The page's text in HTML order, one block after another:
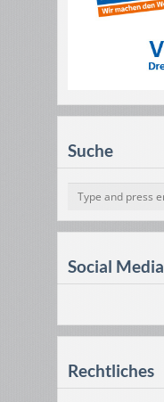
Suche
Social Media
Rechtliches